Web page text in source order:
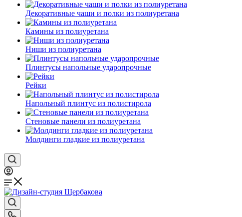
Декоративные чаши и полки из полиуретана
Камины из полиуретана
Ниши из полиуретана
Плинтусы напольные ударопрочные
Рейки
Напольный плинтус из полистирола
Стеновые панели из полиуретана
Молдинги гладкие из полиуретана